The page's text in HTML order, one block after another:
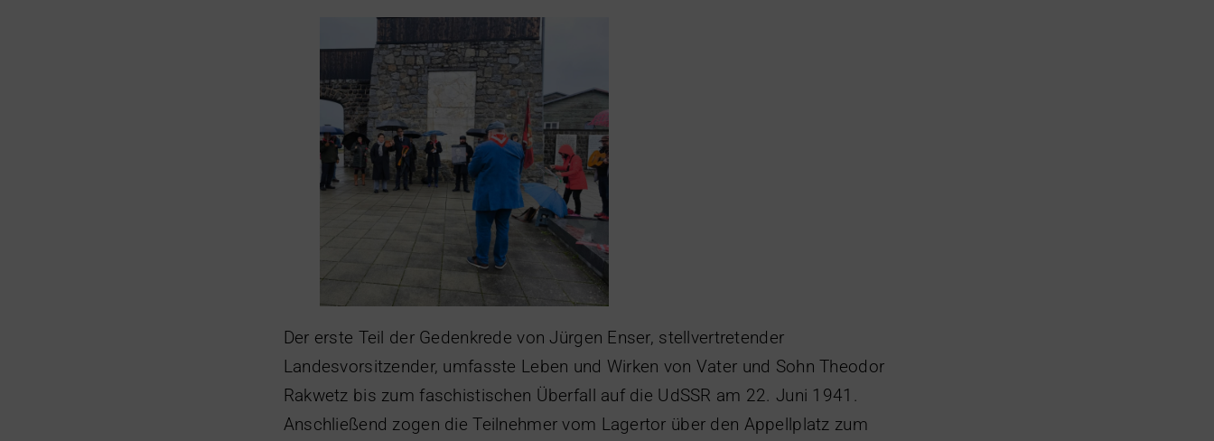
Der erste Teil der Gedenkrede von Jürgen Enser, stellvertretender
Landesvorsitzender, umfasste Leben und Wirken von Vater und Sohn Theodor
Rakwetz bis zum faschistischen Überfall auf die UdSSR am 22. Juni 1941.
Anschließend zogen die Teilnehmer vom Lagertor über den Appellplatz zum